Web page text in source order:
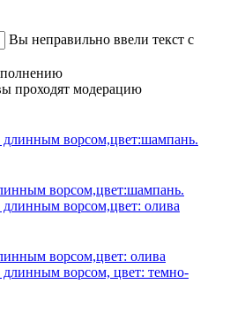
Вы неправильно ввели текст с
проходят модерацию
ворсом,цвет:шампань.
ворсом,цвет: олива